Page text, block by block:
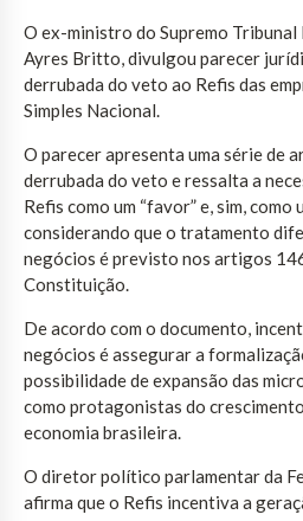
O ex-ministro do Supremo Tribunal
Ayres Britto, divulgou parecer
derrubada do veto ao Refis das
Simples Nacional.
O parecer apresenta uma série de
derrubada do veto e ressalta a
Refis como um “favor” e, sim,
considerando que o tratamento
negócios é previsto nos artigos
Constituição.
De acordo com o documento,
negócios é assegurar a
possibilidade de expansão das
como protagonistas do
economia brasileira.
O diretor político parlamentar da
afirma que o Refis incentiva a